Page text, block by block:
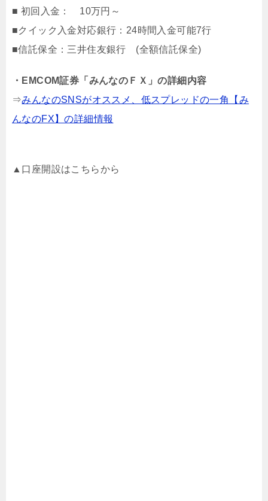
■ 初回入金： 10万円～
■クイック入金対応銀行：24時間入金可能7行
■信託保全：三井住友銀行 (全額信託保全)
・EMCOM証券「みんなのＦＸ」の詳細内容
⇒みんなのSNSがオススメ、低スプレッドの一角【み
んなのFX】の詳細情報
▲口座開設はこちらから